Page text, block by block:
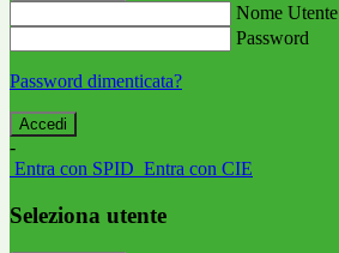
Nome Utente
Password
Password dimenticata?
-
Entra con SPID Entra con CIE
Seleziona utente